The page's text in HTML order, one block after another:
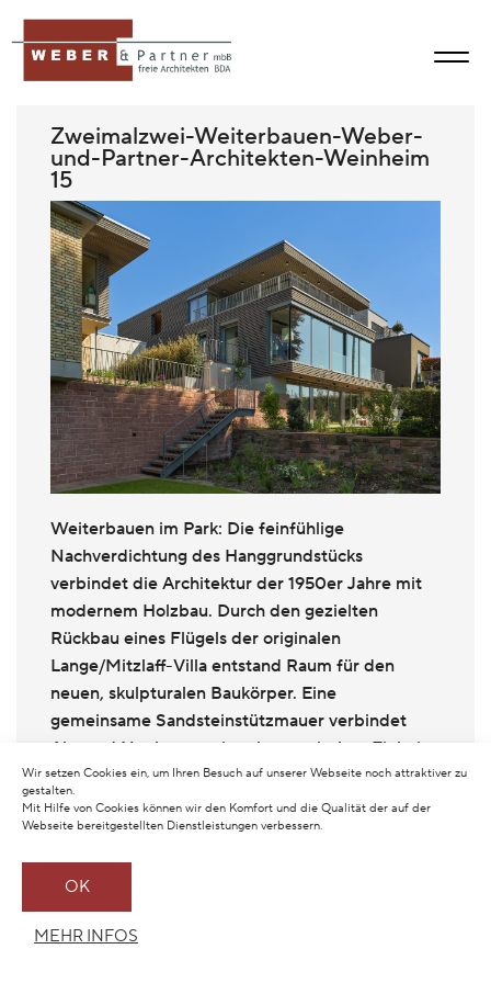
Wir setzen Cookies ein, um Ihren Besuch auf unserer Webseite noch attraktiver zu
gestalten.
Mit Hilfe von Cookies können wir den Komfort und die Qualität der auf der
Webseite bereitgestellten Dienstleistungen verbessern.
OK
MEHR INFOS
Zweimalzwei-Weiterbauen-Weber-
und-Partner-Architekten-Weinheim
15
Weiterbauen im Park: Die feinfühlige
Nachverdichtung des Hanggrundstücks
verbindet die Architektur der 1950er Jahre mit
modernem Holzbau. Durch den gezielten
Rückbau eines Flügels der originalen
Lange/Mitzlaff-Villa entstand Raum für den
neuen, skulpturalen Baukörper. Eine
gemeinsame Sandsteinstützmauer verbindet
Alt- und Neubau zu einer harmonischen Einheit.